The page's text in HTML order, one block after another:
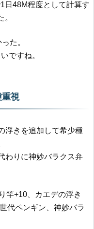
日48M程度として計算す
た。
ですね。
視
浮きを追加して希少種
わりに神妙バラクス弁
竿+10、カエデの浮き
代ペンギン、神妙バラ